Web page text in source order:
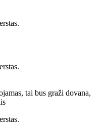
tai bus graži dovana,